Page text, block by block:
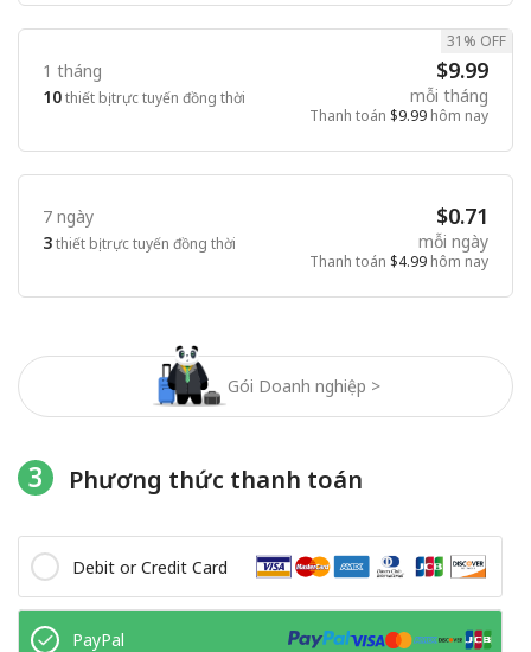
Gói Doanh nghiệp >
1 tháng
10thiết bị trực tuyến đồng thời
$9.99
mỗi tháng
Thanh toán $9.99 hôm nay
31% OFF
7 ngày
3thiết bị trực tuyến đồng thời
$0.71
mỗi ngày
Thanh toán $4.99 hôm nay
3 Phương thức thanh toán
Debit or Credit Card
PayPal